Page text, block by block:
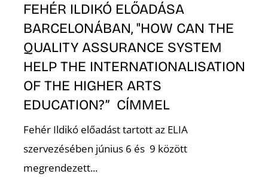
FEHÉR ILDIKÓ ELŐADÁSA
BARCELONÁBAN, "HOW CAN THE
QUALITY ASSURANCE SYSTEM
HELP THE INTERNATIONALISATION
OF THE HIGHER ARTS
EDUCATION?” CÍMMEL
Fehér Ildikó előadást tartott az ELIA
szervezésében június 6 és 9 között
megrendezett...